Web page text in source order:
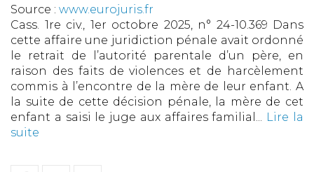
Source : www.eurojuris.fr
Cass. 1re civ., 1er octobre 2025, n° 24-10.369 Dans
cette affaire une juridiction pénale avait ordonné
le retrait de l’autorité parentale d’un père, en
raison des faits de violences et de harcèlement
commis à l’encontre de la mère de leur enfant. A
la suite de cette décision pénale, la mère de cet
enfant a saisi le juge aux affaires familial... Lire la
suite